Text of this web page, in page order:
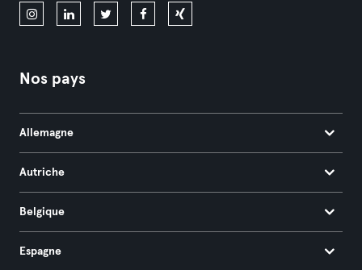
Nos pays
Allemagne
Autriche
Belgique
Espagne